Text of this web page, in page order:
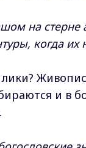
на стерне
когда их
и в